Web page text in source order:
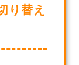
り替え